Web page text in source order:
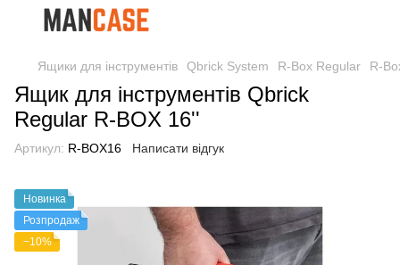
Ящики для інструментів Qbrick System R-Box Regular R-
Ящик для інструментів Qbrick
Regular R-BOX 16''
Артикул: R-BOX16 Написати відгук
Новинка
Розпродаж
−10%